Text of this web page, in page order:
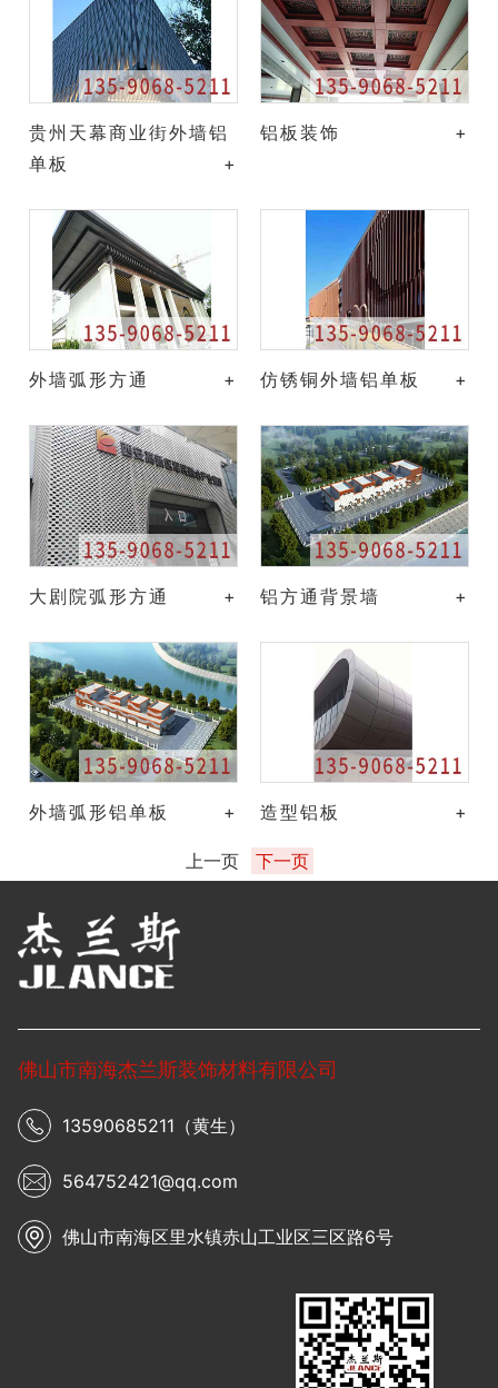
贵州天幕商业街外墙铝
单板
+
铝板装饰 +
外墙弧形方通 + 仿锈铜外墙铝单板 +
大剧院弧形方通 + 铝方通背景墙 +
外墙弧形铝单板 + 造型铝板 +
上一页 下一页
佛山市南海杰兰斯装饰材料有限公司
13590685211（黄生）
564752421@qq.com
佛山市南海区里水镇赤山工业区三区路6号